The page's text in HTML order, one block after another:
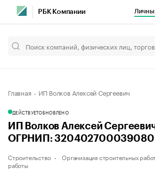
РБК Компании
Главная ИП Волков Алексей Сергеевич
ДЕЙСТВУЕТОБНОВЛЕНО
ИП Волков Алексей
ОГРНИП: 320402700039080
Строительство Организация строительных
работы